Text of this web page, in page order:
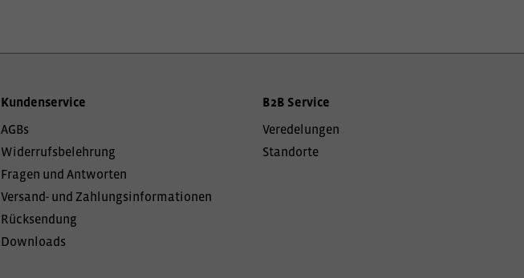
Kundenservice
AGBs
Widerrufsbelehrung
Fragen und Antworten
Versand- und Zahlungsinformationen
Rücksendung
Downloads
B2B Service
Veredelungen
Standorte